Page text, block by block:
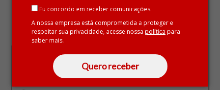
Eu concordo em receber comunicações.
A nossa empresa está comprometida a proteger e
respeitar sua privacidade, acesse nossa política para
saber mais.
Quero receber
E-mail
DDD + Telefone